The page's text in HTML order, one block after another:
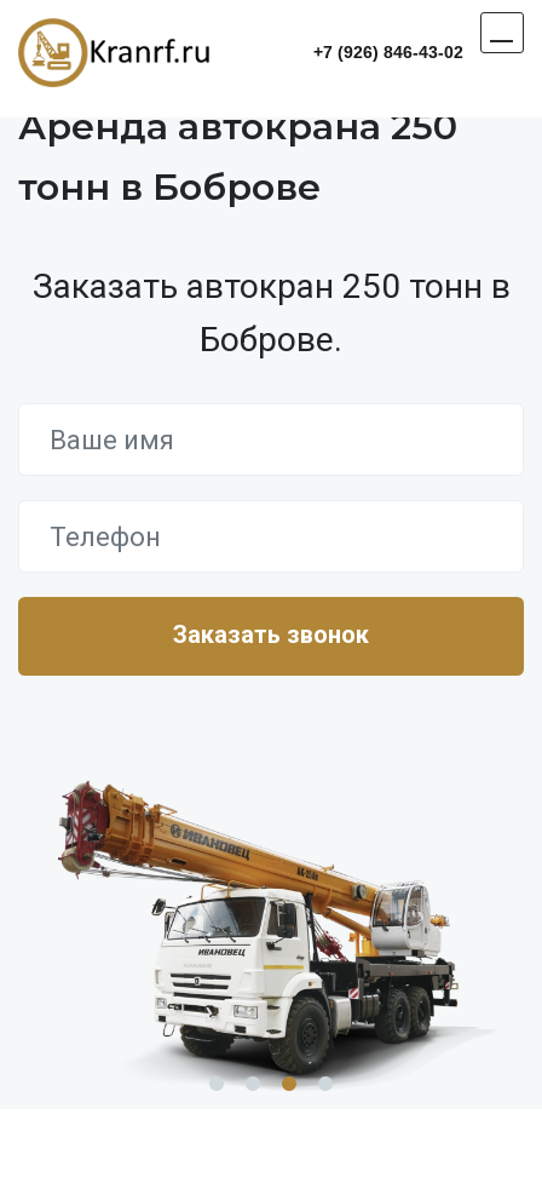
+7 (926) 846-43-02
Аренда автокрана 250
тонн в Боброве
Заказать автокран 250 тонн в
Боброве.